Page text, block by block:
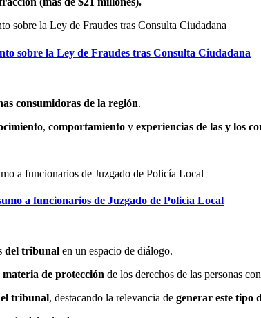
sobre la Ley de Fraudes tras Consulta Ciudadana
consumidoras de la región.
, comportamiento y experiencias de las y los
a funcionarios de Juzgado de Policía Local
del tribunal en un espacio de diálogo.
de protección de los derechos de las personas
tribunal, destacando la relevancia de generar este tipo